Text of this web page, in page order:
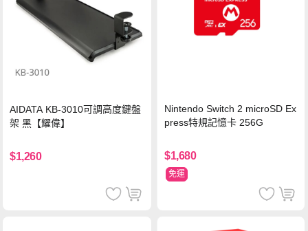
AIDATA KB-3010可調高度鍵盤
架 黑【耀偉】
$1,260
Nintendo Switch 2 microSD Ex
press特規記憶卡 256G
$1,680
免運